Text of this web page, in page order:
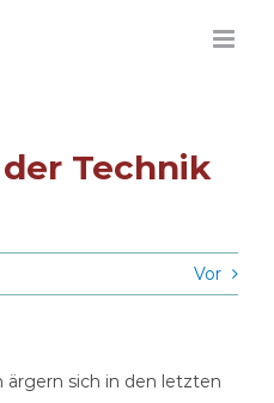
Technik
Vor
ärgern sich in den letzten